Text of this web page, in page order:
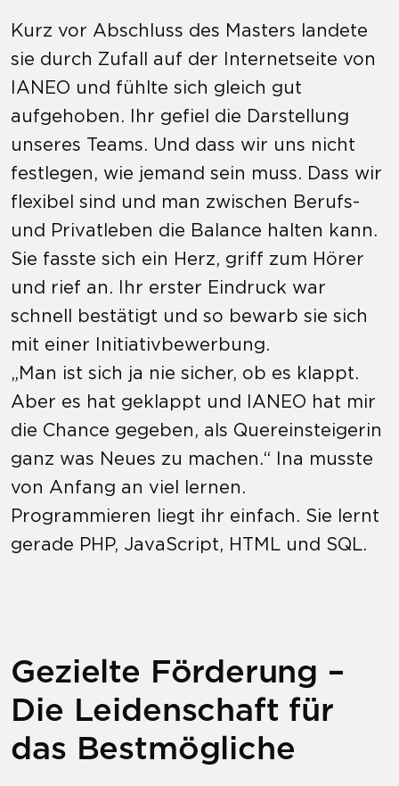
Kurz vor Abschluss des Masters landete
sie durch Zufall auf der Internetseite von
IANEO und fühlte sich gleich gut
aufgehoben. Ihr gefiel die Darstellung
unseres Teams. Und dass wir uns nicht
festlegen, wie jemand sein muss. Dass wir
flexibel sind und man zwischen Berufs-
und Privatleben die Balance halten kann.
Sie fasste sich ein Herz, griff zum Hörer
und rief an. Ihr erster Eindruck war
schnell bestätigt und so bewarb sie sich
mit einer Initiativbewerbung.
„Man ist sich ja nie sicher, ob es klappt.
Aber es hat geklappt und IANEO hat mir
die Chance gegeben, als Quereinsteigerin
ganz was Neues zu machen.“ Ina musste
von Anfang an viel lernen.
Programmieren liegt ihr einfach. Sie lernt
gerade PHP, JavaScript, HTML und SQL.
Gezielte Förderung –
Die Leidenschaft für
das Bestmögliche